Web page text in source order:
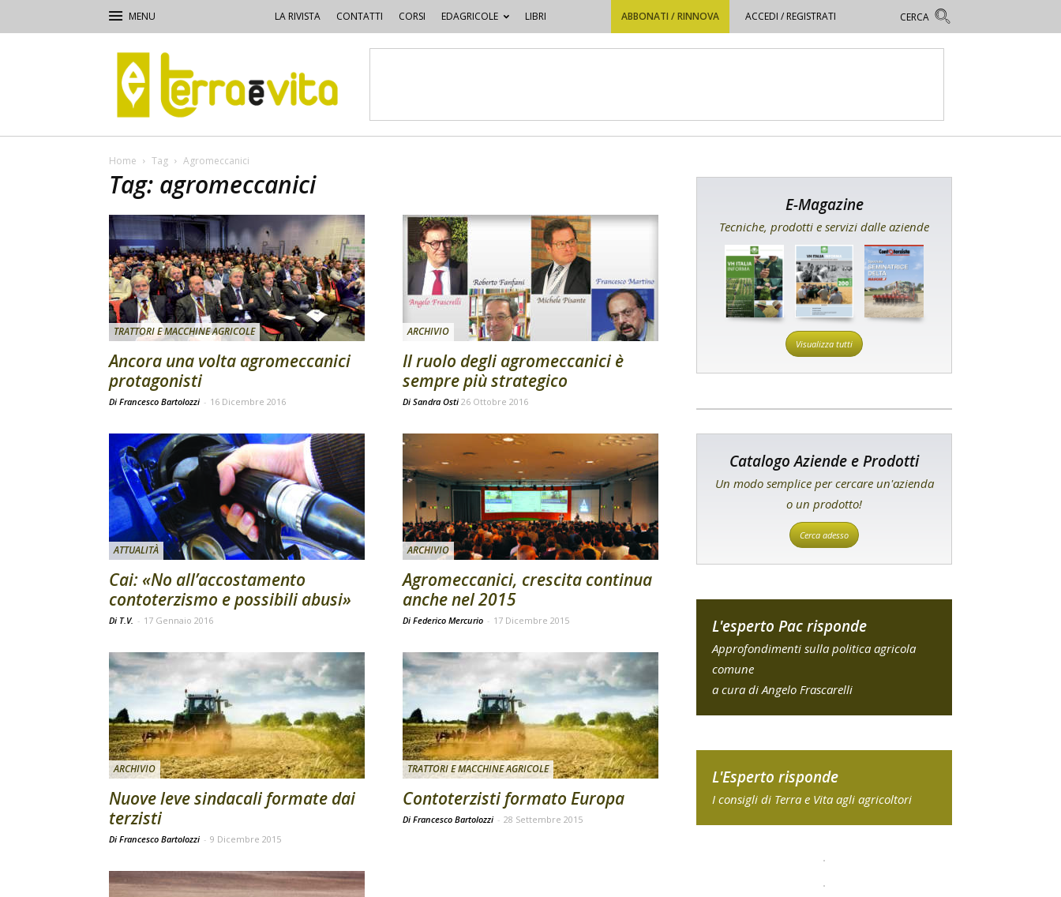
LA RIVISTA CONTATTI CORSI EDAGRICOLE LIBRI ABBONATI / RINNOVA ACCEDI / REGISTRATI
Terra
e
Vita
Home Tag Agromeccanici
Tag: agromeccanici
TRATTORI E MACCHINE AGRICOLE
Ancora una volta agromeccanici
protagonisti
Di Francesco Bartolozzi - 16 Dicembre 2016
ARCHIVIO
Il ruolo degli agromeccanici è
sempre più strategico
Di Sandra Osti 26 Ottobre 2016
ATTUALITÀ
Cai: «No all’accostamento
contoterzismo e possibili abusi»
Di T.V. - 17 Gennaio 2016
ARCHIVIO
Agromeccanici, crescita continua
anche nel 2015
Di Federico Mercurio - 17 Dicembre 2015
ARCHIVIO
Nuove leve sindacali formate dai
terzisti
Di Francesco Bartolozzi - 9 Dicembre 2015
TRATTORI E MACCHINE AGRICOLE
Contoterzisti formato Europa
Di Francesco Bartolozzi - 28 Settembre 2015
E-Magazine
Tecniche, prodotti e servizi dalle aziende
Visualizza tutti
Catalogo Aziende e Prodotti
Un modo semplice per cercare un'azienda
o un prodotto!
Cerca adesso
L'esperto Pac risponde
Approfondimenti sulla politica agricola
comune
a cura di Angelo Frascarelli
L'Esperto risponde
I consigli di Terra e Vita agli agricoltori